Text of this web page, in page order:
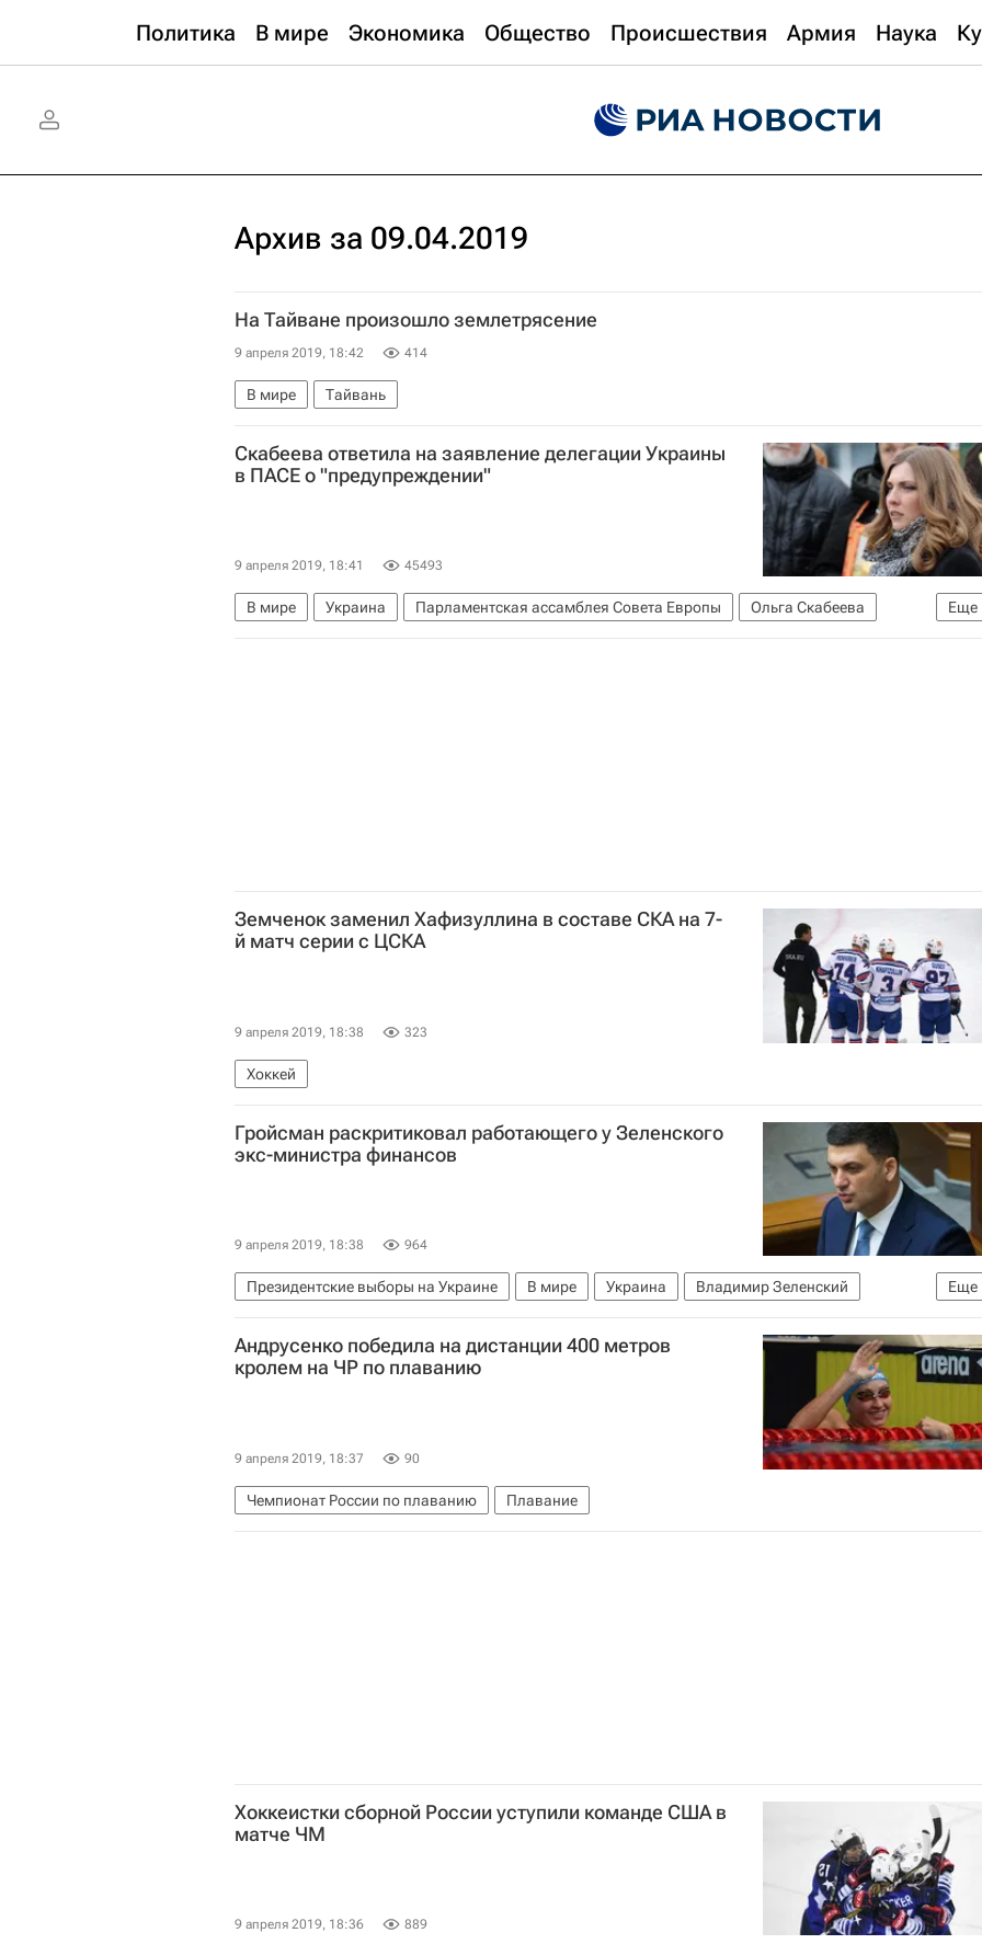
Политика В мире Экономика Общество Происшествия Армия Наука
Архив за 09.04.2019
На Тайване произошло землетрясение
9 апреля 2019, 18:42 414
В мире Тайвань
Скабеева ответила на заявление делегации Украины
в ПАСЕ о "предупреждении"
9 апреля 2019, 18:41 45493
Еще
В мире Украина Парламентская ассамблея Совета Европы
Ольга Скабеева
Россия
Земченок заменил Хафизуллина в составе СКА на 7-
й матч серии с ЦСКА
9 апреля 2019, 18:38 323
Хоккей
Гройсман раскритиковал работающего у Зеленского
экс-министра финансов
9 апреля 2019, 18:38 964
Еще
Президентские выборы на Украине В мире Украина
Владимир Зеленский
Владимир Гройсман
Андрусенко победила на дистанции 400 метров
кролем на ЧР по плаванию
9 апреля 2019, 18:37 90
Чемпионат России по плаванию Плавание
Хоккеистки сборной России уступили команде США в
матче ЧМ
9 апреля 2019, 18:36 889